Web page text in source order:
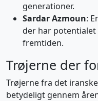
generationer.
Sardar Azmoun:
der har potentialet
fremtiden.
Trøjerne der
Trøjerne fra det
betydeligt gennem